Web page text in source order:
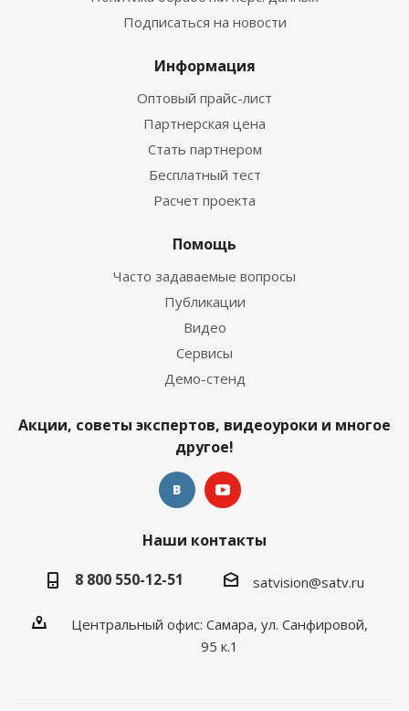
Подписаться на новости
Информация
Оптовый прайс-лист
Партнерская цена
Стать партнером
Бесплатный тест
Расчет проекта
Помощь
Часто задаваемые вопросы
Публикации
Видео
Сервисы
Демо-стенд
Акции, советы экспертов, видеоуроки и многое
другое!
Наши контакты
8 800 550-12-51
satvision@satv.ru
Центральный офис: Самара, ул. Санфировой,
95 к.1